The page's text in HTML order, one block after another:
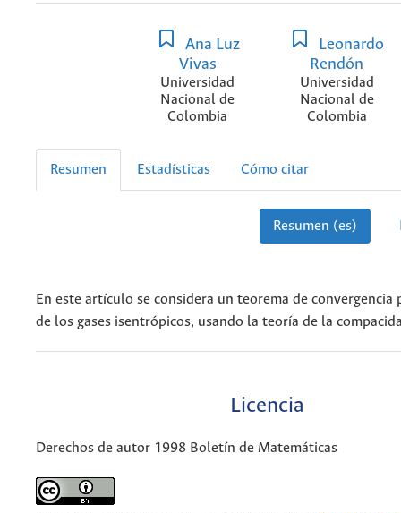
Ana Luz
Vivas
Universidad
Nacional de
Colombia
Leonardo
Rendón
Universidad
Nacional de
Colombia
Resumen Estadísticas Cómo citar
Resumen (es)
En este artículo se considera un teorema de convergencia
de los gases isentrópicos, usando la teoría de la
Licencia
Derechos de autor 1998 Boletín de Matemáticas